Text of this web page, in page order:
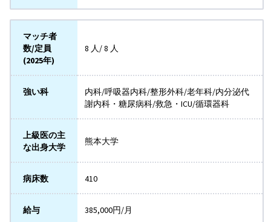
マッチ者
数/定員
(2025年)
8 人/ 8 人
強い科
内科/呼吸器内科/整形外科/老年科/内分泌代
謝内科・糖尿病科/救急・ICU/循環器科
上級医の主
な出身大学
熊本大学
病床数 410
給与 385,000円/月